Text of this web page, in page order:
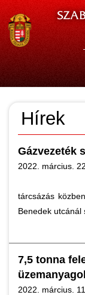
Hírek
Gázvezeték
2022. március.
tárcsázás
Benedek utcánál
7,5 tonna
2022. március.